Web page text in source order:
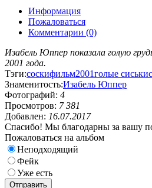
Информация
Пожаловаться
Комментарии (0)
Изабель Юппер показала голую
2001 года.
Тэги:соскифильм2001голые сиськи
Знаменитость:Изабель Юппер
Фотографий: 4
Просмотров: 7 381
Добавлен: 16.07.2017
Спасибо! Мы благодарны за вашу
Пожаловаться на альбом
Неподходящий
Фейк
Уже есть